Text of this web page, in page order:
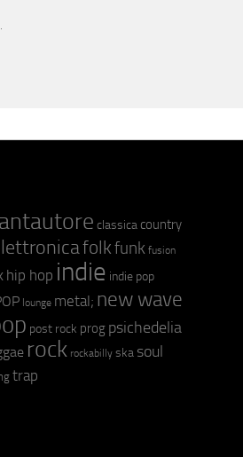
classica country
folkfunk fusion
hip hop indie indie pop
lounge metal; new wave
post rock prog psichedelia
rock rockabilly ska soul
trap